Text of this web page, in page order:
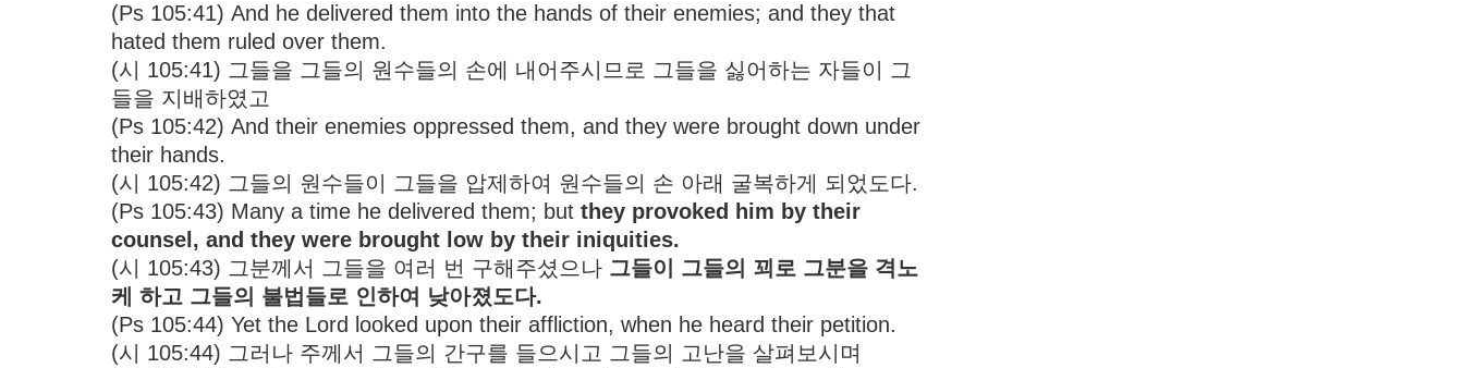
(Ps 105:41) And he delivered them into the hands of their enemies; and they that
hated them ruled over them.
(시 105:41) 그들을 그들의 원수들의 손에 내어주시므로 그들을 싫어하는 자들이 그
들을 지배하였고
(Ps 105:42) And their enemies oppressed them, and they were brought down under
their hands.
(시 105:42) 그들의 원수들이 그들을 압제하여 원수들의 손 아래 굴복하게 되었도다.
(Ps 105:43) Many a time he delivered them; but they provoked him by their
counsel, and they were brought low by their iniquities.
(시 105:43) 그분께서 그들을 여러 번 구해주셨으나 그들이 그들의 꾀로 그분을 격노
케 하고 그들의 불법들로 인하여 낮아졌도다.
(Ps 105:44) Yet the Lord looked upon their affliction, when he heard their petition.
(시 105:44) 그러나 주께서 그들의 간구를 들으시고 그들의 고난을 살펴보시며